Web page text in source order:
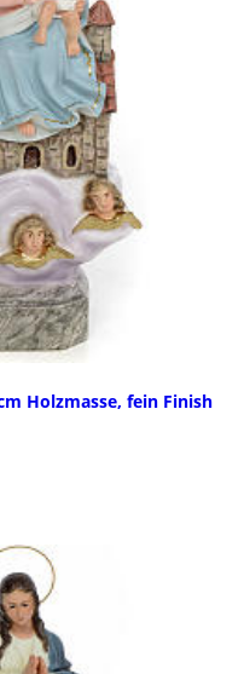
Holzmasse, fein Finish